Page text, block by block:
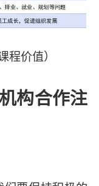
程价值）
构合作注